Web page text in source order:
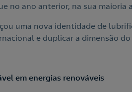
no ano anterior, na sua maioria
uma nova identidade de
e duplicar a dimensão
em energias renováveis